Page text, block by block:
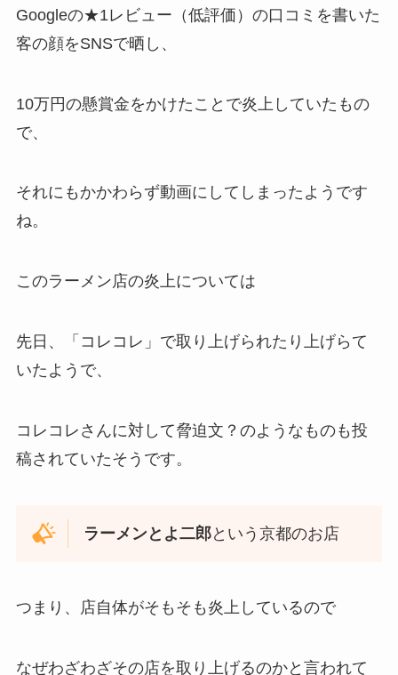
Googleの★1レビュー（低評価）の口コミを書いた
客の顔をSNSで晒し、
10万円の懸賞金をかけたことで炎上していたもの
で、
それにもかかわらず動画にしてしまったようです
ね。
このラーメン店の炎上については
先日、「コレコレ」で取り上げられたり上げらて
いたようで、
コレコレさんに対して脅迫文？のようなものも投
稿されていたそうです。
ラーメンとよ二郎という京都のお店
つまり、店自体がそもそも炎上しているので
なぜわざわざその店を取り上げるのかと言われて